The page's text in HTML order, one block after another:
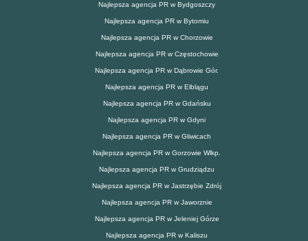
Najlepsza agencja PR w Bydgoszczy
Najlepsza agencja PR w Bytomiu
Najlepsza agencja PR w Chorzowie
Najlepsza agencja PR w Częstochowie
Najlepsza agencja PR w Dąbrowie Gór.
Najlepsza agencja PR w Elblągu
Najlepsza agencja PR w Gdańsku
Najlepsza agencja PR w Gdyni
Najlepsza agencja PR w Gliwicach
Najlepsza agencja PR w Gorzowie Wlkp.
Najlepsza agencja PR w Grudziądzu
Najlepsza agencja PR w Jastrzębie Zdrój
Najlepsza agencja PR w Jaworznie
Najlepsza agencja PR w Jeleniej Górze
Najlepsza agencja PR w Kaliszu